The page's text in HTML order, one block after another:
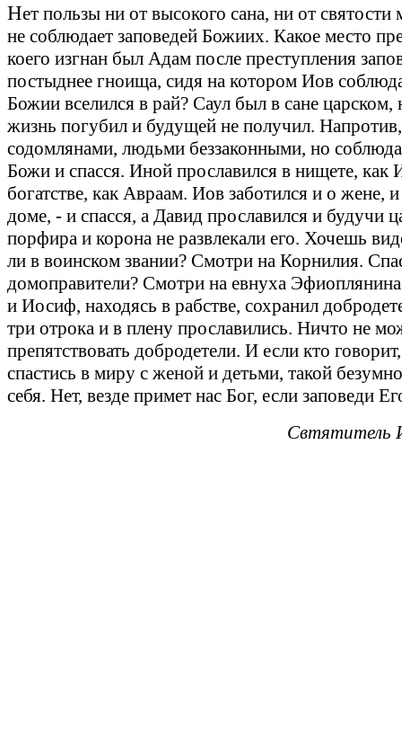
Нет пользы ни от высокого сана, ни от святости
не соблюдает заповедей Божиих. Какое место
коего изгнан был Адам после преступления
постыднее гноища, сидя на котором Иов
Божии вселился в рай? Саул был в сане
жизнь погубил и будущей не получил.
содомлянами, людьми беззаконными, но
Божи и спасся. Иной прославился в нищете, как
богатстве, как Авраам. Иов заботился и о жене,
доме, - и спасся, а Давид прославился и будучи
порфира и корона не развлекали его. Хочешь
ли в воинском звании? Смотри на Корнилия.
домоправители? Смотри на евнуха
и Иосиф, находясь в рабстве, сохранил
три отрока и в плену прославились. Ничто не
препятствовать добродетели. И если кто
спастись в миру с женой и детьми, такой
себя. Нет, везде примет нас Бог, если заповеди
Свтятитель